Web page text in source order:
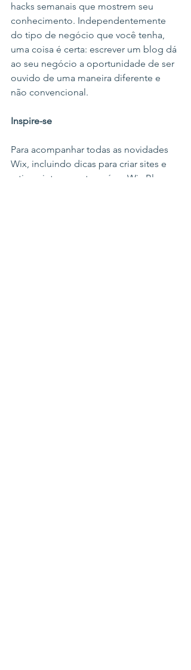
hacks semanais que mostrem seu
conhecimento. Independentemente
do tipo de negócio que você tenha,
uma coisa é certa: escrever um blog dá
ao seu negócio a oportunidade de ser
ouvido de uma maneira diferente e
não convencional.
Inspire-se
Para acompanhar todas as novidades
Wix, incluindo dicas para criar sites e
artigos interessantes, vá ao Wix Blog.